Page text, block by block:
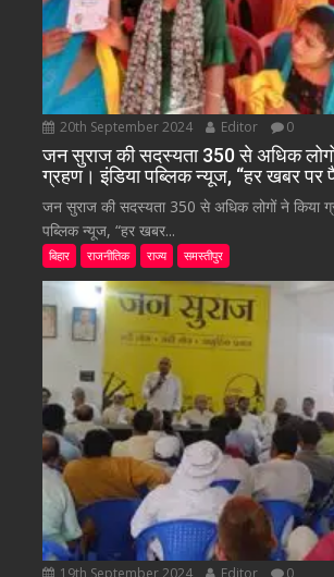
20th September 2024 Editor 0
जन सुराज की सदस्यता 350 से अधिक
ग्रहण। इंडिया पब्लिक न्यूज, “हर खबर पर
जन सुराज की सदस्यता 350 से अधिक लोगों ने किया
पब्लिक न्यूज, “हर खबर...
बिहार राजनीतिक राज्य समस्तीपुर